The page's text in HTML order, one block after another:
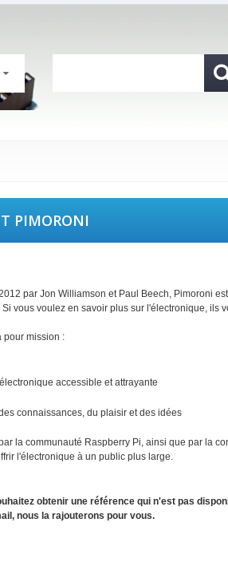
PIMORONI
par Jon Williamson et Paul Beech, Pimoroni
Si vous voulez en savoir plus sur l'électronique, ils
pour mission :
accessible et attrayante
connaissances, du plaisir et des idées
la communauté Raspberry Pi, ainsi que par la
l'électronique à un public plus large.
obtenir une référence qui n'est pas
nous la rajouterons pour vous.